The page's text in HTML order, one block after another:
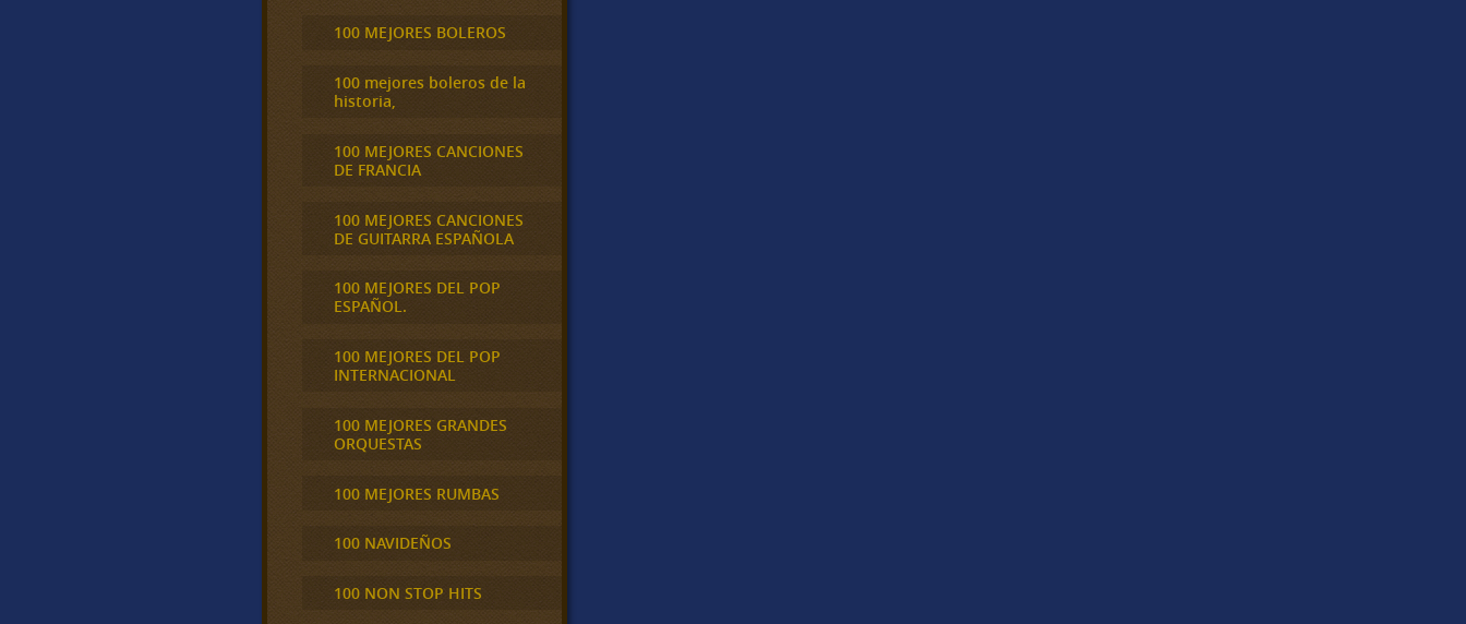
100 MEJORES BOLEROS
100 mejores boleros de la
historia,
100 MEJORES CANCIONES
DE FRANCIA
100 MEJORES CANCIONES
DE GUITARRA ESPAÑOLA
100 MEJORES DEL POP
ESPAÑOL.
100 MEJORES DEL POP
INTERNACIONAL
100 MEJORES GRANDES
ORQUESTAS
100 MEJORES RUMBAS
100 NAVIDEÑOS
100 NON STOP HITS